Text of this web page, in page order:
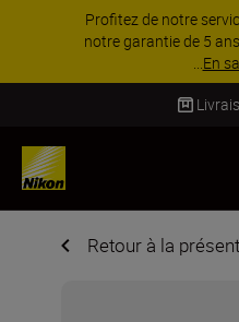
Profitez de notre
notre garantie de 5
...En
Retour à la